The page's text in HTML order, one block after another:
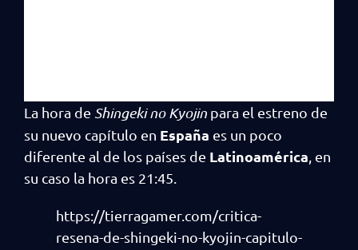
La hora de Shingeki no Kyojin para el estreno de
su nuevo capítulo en España es un poco
diferente al de los países de Latinoamérica , en
su caso la hora es 21:45.
https://tierragamer.com/critica-
resena-de-shingeki-no-kyojin-capitulo-